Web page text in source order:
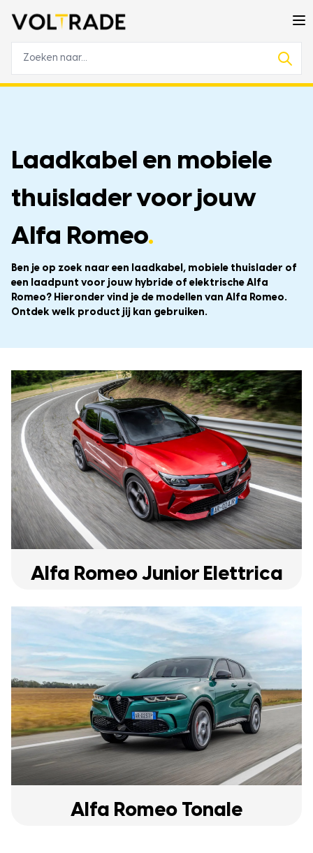
Laadkabel en mobiele
thuislader voor jouw
Alfa Romeo.
Ben je op zoek naar een laadkabel, mobiele thuislader of
een laadpunt voor jouw hybride of elektrische Alfa
Romeo? Hieronder vind je de modellen van Alfa Romeo.
Ontdek welk product jij kan gebruiken.
Alfa Romeo Junior Elettrica
Alfa Romeo Tonale